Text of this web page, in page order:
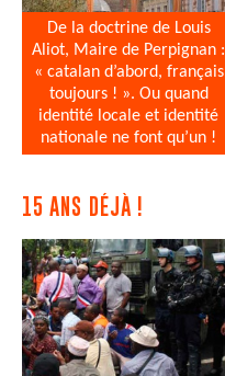
De la doctrine de Louis
Aliot, Maire de Perpignan :
« catalan d’abord, français
toujours ! ». Ou quand
identité locale et identité
nationale ne font qu’un !
15 ANS DÉJÀ !